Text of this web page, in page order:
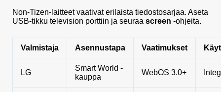
Non-Tizen-laitteet vaativat erilaista tiedostosarjaa. Aseta
USB-tikku television porttiin ja seuraa screen -ohjeita.
Valmistaja Asennustapa Vaatimukset
LG
Smart World -
kauppa
WebOS 3.0+